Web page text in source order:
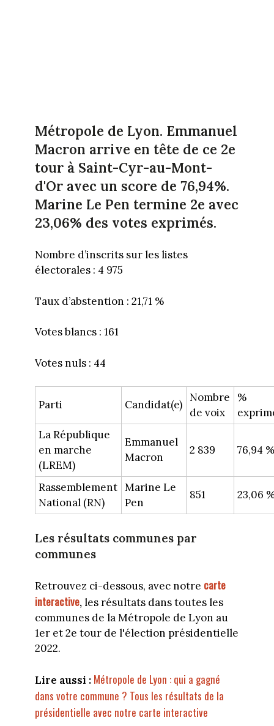
Métropole de Lyon. Emmanuel
Macron arrive en tête de ce 2e
tour à Saint-Cyr-au-Mont-
d'Or avec un score de 76,94%.
Marine Le Pen termine 2e avec
23,06% des votes exprimés.
Nombre d’inscrits sur les listes
électorales : 4 975
Taux d’abstention : 21,71 %
Votes blancs : 161
Votes nuls : 44
Parti Candidat(e)
Nombre
de voix
%
La République
en marche
(LREM)
Emmanuel
Macron
2 839 76,94 %
Rassemblement
National (RN)
Marine Le
Pen
851 23,06
Les résultats communes par
communes
Retrouvez ci-dessous, avec notre carte
interactive,les résultats dans toutes les
communes de la Métropole de Lyon au
1er et 2e tour de l'élection présidentielle
2022.
Lire aussi : Métropole de Lyon : qui a gagné
dans votre commune ? Tous les résultats de la
présidentielle avec notre carte interactive